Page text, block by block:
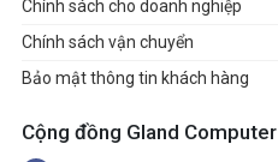
Chính sách cho doanh nghiệp
Chính sách vận chuyển
Bảo mật thông tin khách hàng
Cộng đồng Gland Computer